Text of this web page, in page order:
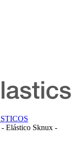
Elástico Sknux -